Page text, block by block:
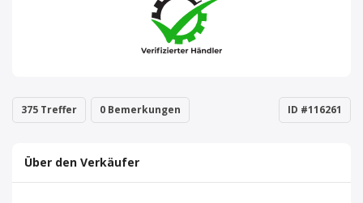
375 Treffer 0 Bemerkungen ID #116261
Über den Verkäufer